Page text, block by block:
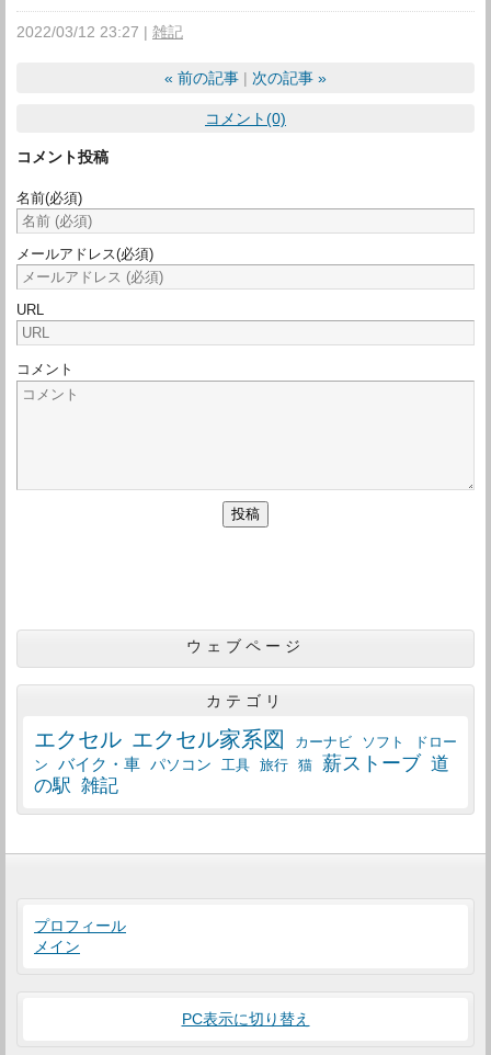
2022/03/12 23:27 雑記
« 前の記事 次の記事 »
コメント(0)
コメント投稿
名前(必須)
メールアドレス(必須)
URL
コメント
ウェブページ
カテゴリ
エクセル エクセル家系図 カーナビ ソフト
ドロー
ン
バイク・車 パソコン 工具 旅行 猫 薪ストーブ 道
の駅 雑記
プロフィール
メイン
PC表示に切り替え